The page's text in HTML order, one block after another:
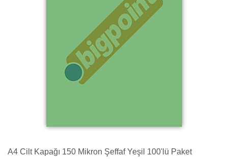
A4 Cilt Kapağı 150 Mikron Şeffaf Yeşil 100'lü Paket